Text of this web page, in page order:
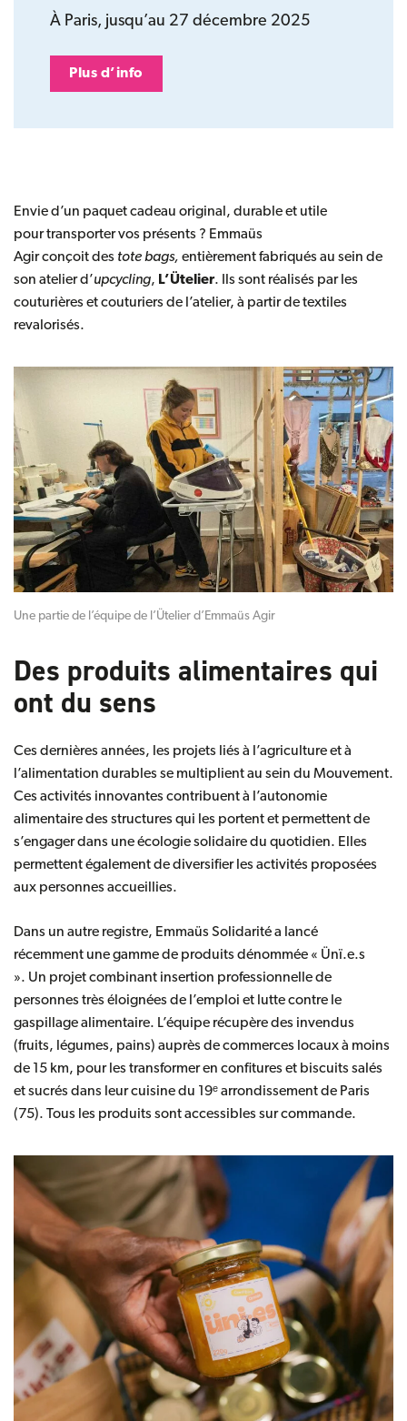
À Paris, jusqu’au 27 décembre 2025
Plus d’info
Envie d’un paquet cadeau original, durable et utile
pour transporter vos présents ? Emmaüs
Agirconçoit des tote bags, entièrement fabriqués au sein de
son atelier d’upcycling, L’Ütelier. Ils sont réalisés par les
couturières et couturiers de l’atelier, à partir de textiles
revalorisés.
Une partie de l’équipe de l’Ütelier d’Emmaüs Agir
Des produits alimentaires qui
ont du sens
Ces dernières années, les projets liés à l’agriculture et à
l’alimentation durables se multiplient au sein du Mouvement.
Ces activités innovantes contribuent à l’autonomie
alimentaire des structures qui les portent et permettent de
s’engager dans uneécologie solidaire du quotidien. Elles
permettent également de diversifier les activités proposées
aux personnes accueillies.
Dans un autre registre, Emmaüs Solidarité a lancé
récemment une gamme de produits dénommée « Ünï.e.s
». Un projet combinant insertion professionnelle de
personnes très éloignées de l’emploi et lutte contre le
gaspillage alimentaire. L’équipe récupère des invendus
(fruits, légumes, pains) auprès de commerces locaux à moins
de 15 km, pour les transformer en confitures et biscuits salés
et sucrés dans leur cuisine du 19ᵉ arrondissement de Paris
(75). Tous les produits sontaccessibles sur commande.